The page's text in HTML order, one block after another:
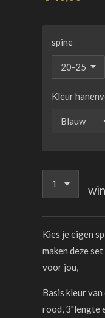
spine
Kleur
Kies je eigen
maken deze
voor jou,
Basis kleur van
rood, 3"lengte